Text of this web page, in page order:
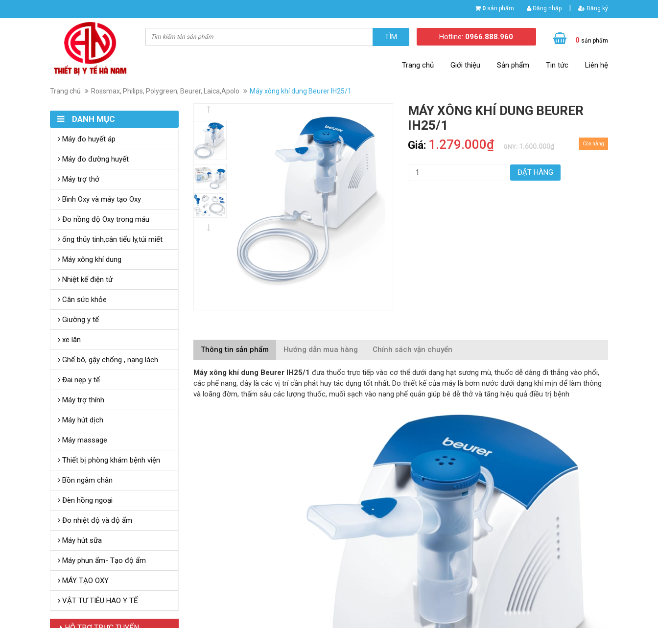
0 sản phẩm Đăng nhập | Đăng ký
TÌM Hotline: 0966.888.960 0 sản phẩm
Trang chủ Giới thiệu Sản phẩm Tin tức Liên hệ
Trang chủ Rossmax, Philips, Polygreen, Beurer, Laica,Apolo Máy xông khí dung Beurer IH25/1
MÁY XÔNG KHÍ DUNG BEURER
IH25/1
Giá: 1.279.000₫ GNY:1.600.000₫ Còn hàng
ĐẶT HÀNG
Thông tin sản phẩm Hướng dẫn mua hàng Chính sách vận chuyển
Máy xông khí dung Beurer IH25/1 đưa thuốc trực tiếp vào cơ thể dưới dạng hạt sương mù, thuốc dễ dàng đi thẳng vào phổi,
các phế nang, đây là các vị trí cần phát huy tác dụng tốt nhất. Do thiết kế của máy là bơm nước dưới dạng khí mịn để làm thông
và loãng đờm, thấm sâu các lượng thuốc, muối sạch vào nang phế quản giúp bé dễ thở và tăng hiệu quả điều trị bệnh
DANH MỤC
Máy đo huyết áp
Máy đo đường huyết
Máy trợ thở
Bình Oxy và máy tạo Oxy
Đo nồng độ Oxy trong máu
ống thủy tinh,cân tiểu ly,túi miết
Máy xông khí dung
Nhiệt kế điện tử
Cân sức khỏe
Giường y tế
xe lăn
Ghế bô, gậy chống , nạng lách
Đai nẹp y tế
Máy trợ thính
Máy hút dịch
Máy massage
Thiết bị phòng khám bệnh viện
Bồn ngâm chân
Đèn hồng ngoại
Đo nhiệt độ và độ ẩm
Máy hút sữa
Máy phun ẩm- Tạo độ ẩm
MÁY TẠO OXY
VẬT TƯ TIÊU HAO Y TẾ